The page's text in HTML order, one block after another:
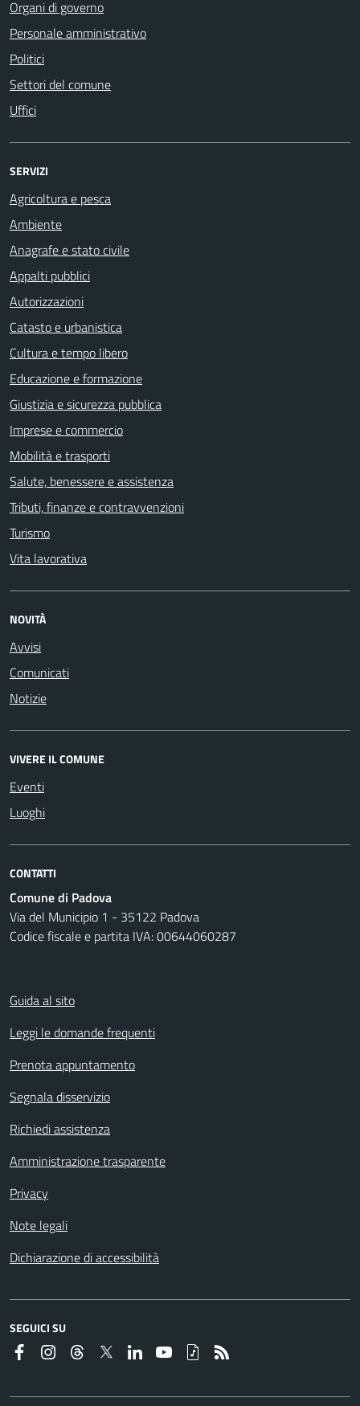
Organi di governo
Personale amministrativo
Politici
Settori del comune
Uffici
SERVIZI
Agricoltura e pesca
Ambiente
Anagrafe e stato civile
Appalti pubblici
Autorizzazioni
Catasto e urbanistica
Cultura e tempo libero
Educazione e formazione
Giustizia e sicurezza pubblica
Imprese e commercio
Mobilità e trasporti
Salute, benessere e assistenza
Tributi, finanze e contravvenzioni
Turismo
Vita lavorativa
NOVITÀ
Avvisi
Comunicati
Notizie
VIVERE IL COMUNE
Eventi
Luoghi
CONTATTI
Comune di Padova
Via del Municipio 1 - 35122 Padova
Codice fiscale e partita IVA: 00644060287
Guida al sito
Leggi le domande frequenti
Prenota appuntamento
Segnala disservizio
Richiedi assistenza
Amministrazione trasparente
Privacy
Note legali
Dichiarazione di accessibilità
SEGUICI SU